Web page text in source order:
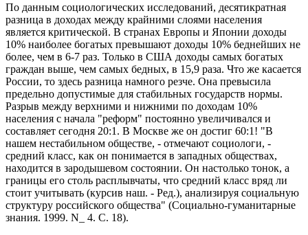
По данным социологических исследований, десятикратная
разница в доходах между крайними слоями населения
является критической. В странах Европы и Японии доходы
10% наиболее богатых превышают доходы 10% беднейших не
более, чем в 6-7 раз. Только в США доходы самых богатых
граждан выше, чем самых бедных, в 15,9 раза. Что же касается
России, то здесь разница намного резче. Она превысила
предельно допустимые для стабильных государств нормы.
Разрыв между верхними и нижними по доходам 10%
населения с начала "реформ" постоянно увеличивался и
составляет сегодня 20:1. В Москве же он достиг 60:1! "В
нашем нестабильном обществе, - отмечают социологи, -
средний класс, как он понимается в западных обществах,
находится в зародышевом состоянии. Он настолько тонок, а
границы его столь расплывчаты, что средний класс вряд ли
стоит учитывать (курсив наш. - Ред.), анализируя социальную
структуру российского общества" (Социально-гуманитарные
знания. 1999. N_ 4. С. 18).